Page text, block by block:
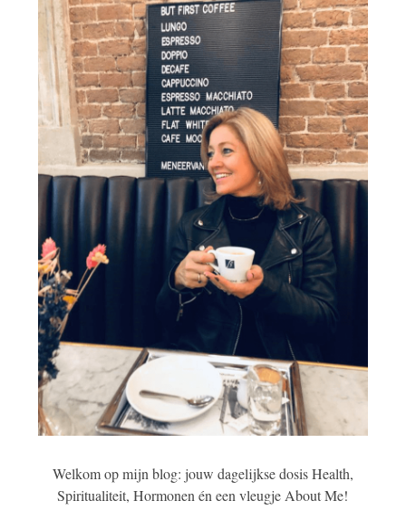
Welkom op mijn blog: jouw dagelijkse dosis Health,
Spiritualiteit, Hormonen én een vleugje About Me!